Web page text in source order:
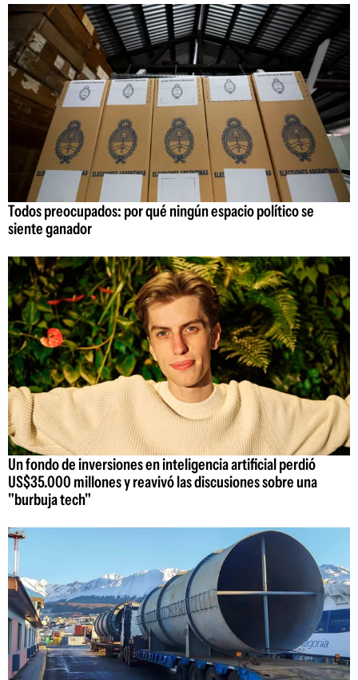
Todos preocupados: por qué ningún espacio político se
siente ganador
Un fondo de inversiones en inteligencia artificial perdió
US$35.000 millones y reavivó las discusiones sobre una
"burbuja tech"